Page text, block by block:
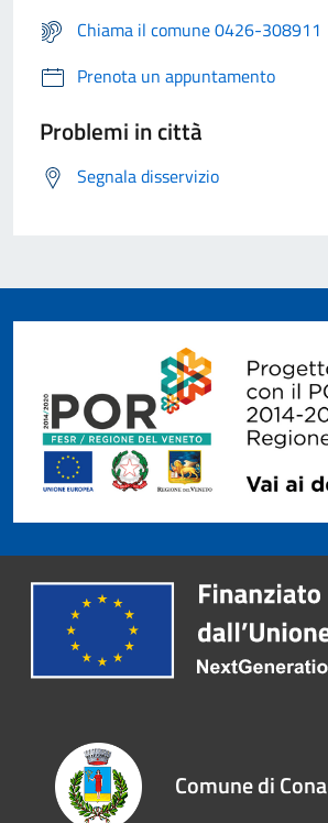
Chiama il comune 0426-308911
Prenota un appuntamento
Problemi in città
Segnala disservizio
Comune di Cona